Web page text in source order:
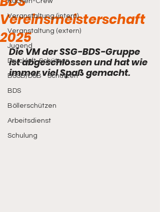
Veranstaltung (intern)
Veranstaltung (extern)
Jugend
Druckluft-Schützen
BSSB/DSB - Schützen
BDS
Böllerschützen
Arbeitsdienst
Schulung
Vereinsmeisterschaft
2025
Die VM der SSG-BDS-Gruppe
ist abgeschlossen und hat wie
immer viel Spaß gemacht.